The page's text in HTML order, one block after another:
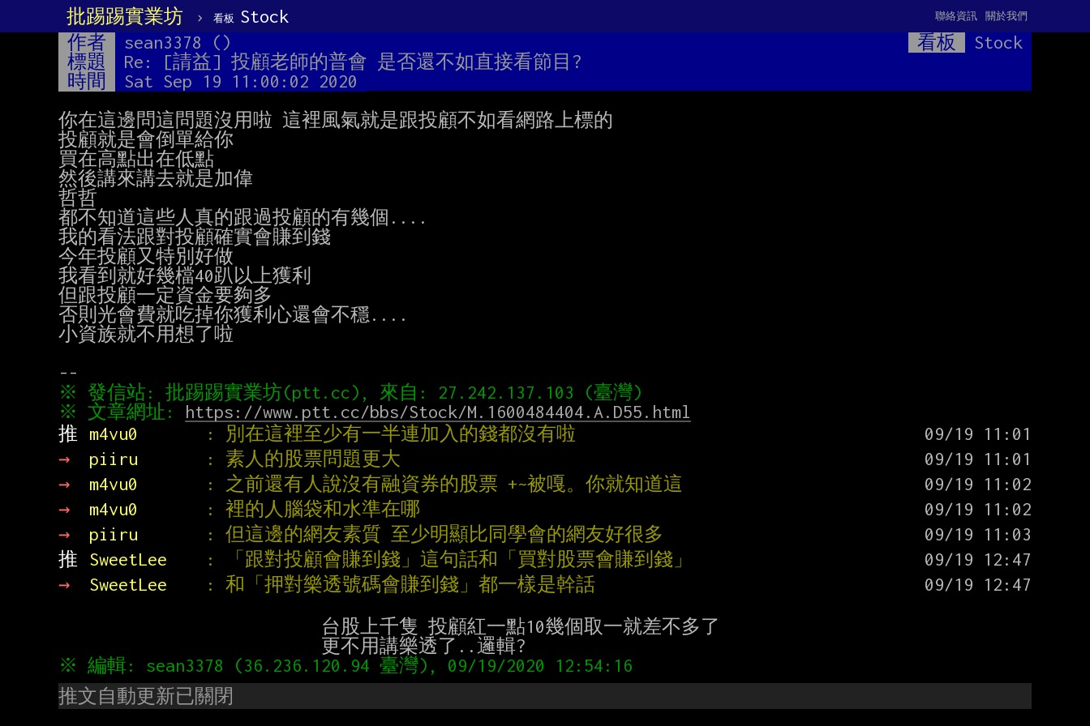
批踢踢實業坊 › 看板 Stock 關於我們
聯絡資訊
作者 sean3378 () 看板
Stock
標題
Re: [請益] 投顧老師的普會 是否還不如直接看節目?
時間
Sat Sep 19 11:00:02 2020
你在這邊問這問題沒用啦 這裡風氣就是跟投顧不如看網路上標的
投顧就是會倒單給你
買在高點出在低點
然後講來講去就是加偉
哲哲
都不知道這些人真的跟過投顧的有幾個....
我的看法跟對投顧確實會賺到錢
今年投顧又特別好做
我看到就好幾檔40趴以上獲利
但跟投顧一定資金要夠多
否則光會費就吃掉你獲利心還會不穩....
小資族就不用想了啦
※ 文章網址: https://www.ptt.cc/bbs/Stock/M.1600484404.A.D55.html
推
m4vu0 : 別在這裡至少有一半連加入的錢都沒有啦
→
piiru : 素人的股票問題更大
→
m4vu0 : 之前還有人說沒有融資券的股票 +~被嘎。你就知道這
→
m4vu0 : 裡的人腦袋和水準在哪
→
piiru : 但這邊的網友素質 至少明顯比同學會的網友好很多
推
SweetLee : 「跟對投顧會賺到錢」這句話和「買對股票會賺到錢」
→
SweetLee : 和「押對樂透號碼會賺到錢」都一樣是幹話
推文自動更新已關閉